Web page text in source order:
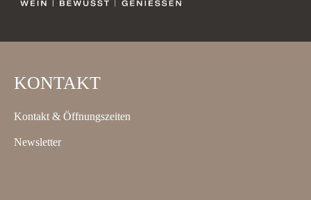
KONTAKT
Kontakt & Öffnungszeiten
Newsletter